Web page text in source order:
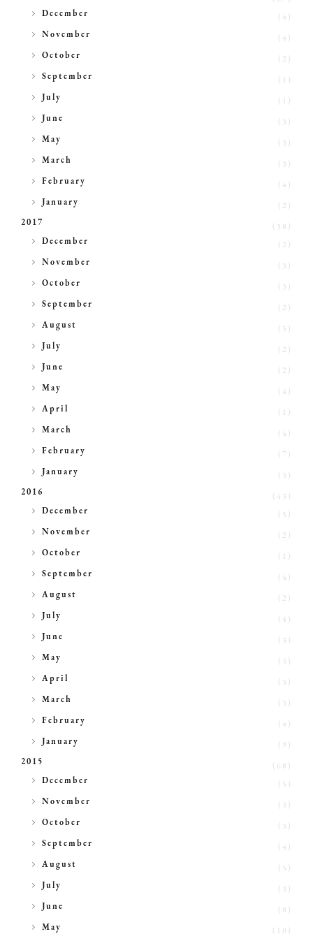
►
December
(4)
►
November
(4)
►
October
(2)
►
September
►
July
►
June
(3)
►
May
(3)
►
March
(3)
►
February
(4)
►
January
(2)
2017
(38)
►
December
(2)
►
November
(3)
►
October
(3)
►
September
(2)
►
August
(5)
►
July
(2)
►
June
(2)
►
May
(4)
►
April
►
March
(4)
►
February
(7)
►
January
(3)
2016
(43)
►
December
(5)
►
November
(2)
►
October
►
September
(4)
►
August
(2)
►
July
(4)
►
June
(3)
►
May
(3)
►
April
(3)
►
March
(3)
►
February
(4)
►
January
(9)
2015
(68)
►
December
(5)
►
November
(3)
►
October
(3)
►
September
(4)
►
August
(5)
►
July
(3)
►
June
(8)
►
May
(10)